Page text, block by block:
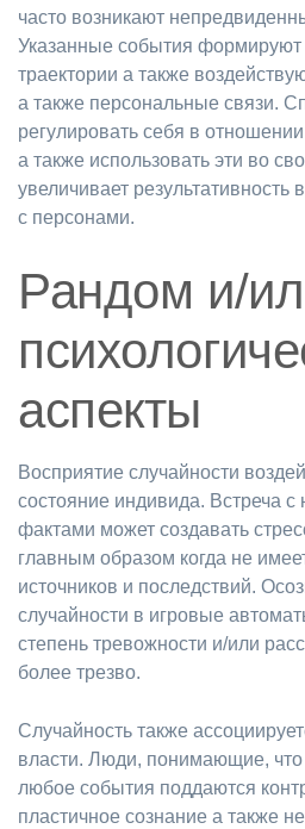
часто возникают
Указанные события
траектории а также
а также персональные связи.
регулировать себя в
а также использовать эти во
увеличивает результативность
с персонами.
Рандом и/
аспекты
Восприятие случайности
состояние индивида. Встреча
фактами может создавать
главным образом когда не
источников и последствий.
случайности в игровые
степень тревожности и/или
более трезво.
Случайность также
власти. Люди, понимающие,
любое события поддаются
пластичное сознание а также